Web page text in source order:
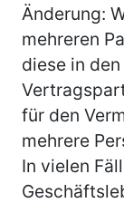
Änderung:
mehreren
diese in
für den
mehrere
In vielen